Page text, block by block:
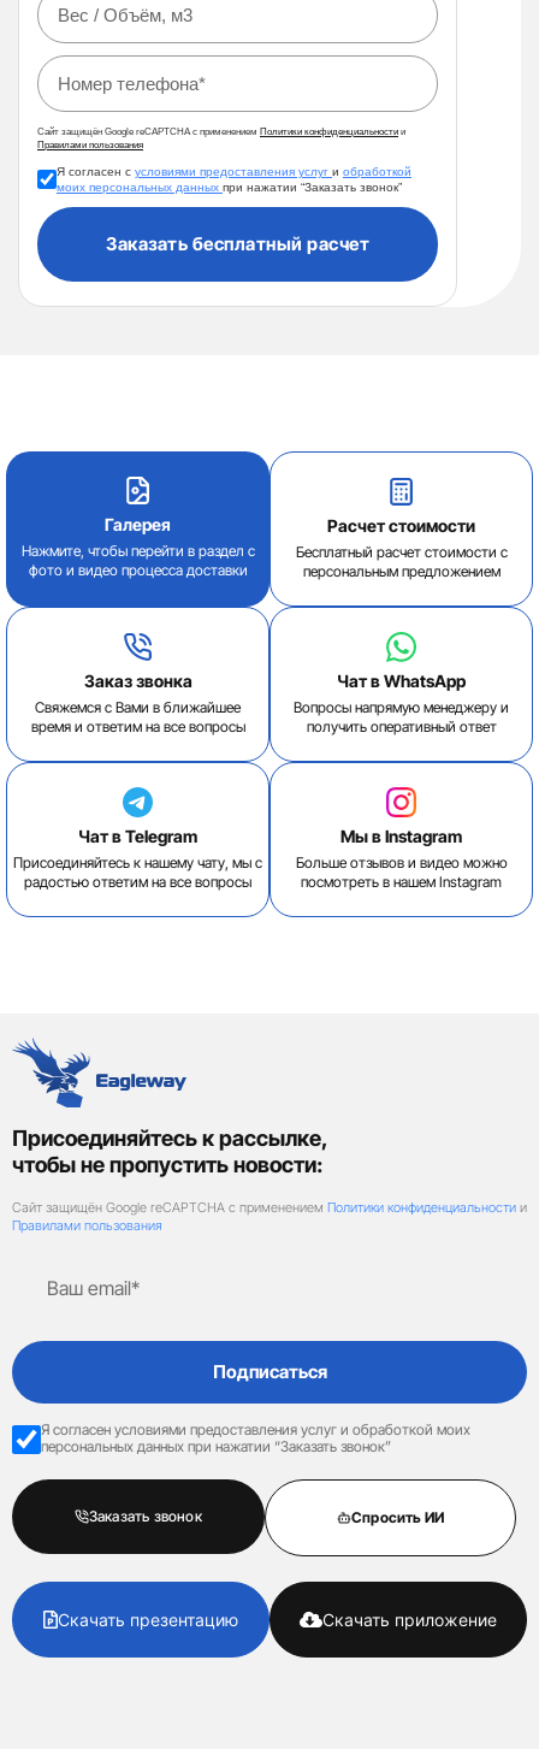
Я согласен с условиями предоставления услуг и обработкой
моих персональных данных при нажатии “Заказать звонок”
Сайт защищён Google reCAPTCHA с применением Политики конфиденциальности и
Правилами пользования
Заказать бесплатный расчет
Галерея
Нажмите, чтобы перейти в раздел с
фото и видео процесса доставки
Расчет стоимости
Бесплатный расчет стоимости с
персональным предложением
Заказ звонка
Свяжемся с Вами в ближайшее
время и ответим на все вопросы
Чат в WhatsApp
Вопросы напрямую менеджеру и
получить оперативный ответ
Чат в Telegram
Присоединяйтесь к нашему чату, мы с
радостью ответим на все вопросы
Мы в Instagram
Больше отзывов и видео можно
посмотреть в нашем Instagram
Присоединяйтесь к рассылке,
чтобы не пропустить новости:
Сайт защищён Google reCAPTCHA с применением Политики конфиденциальности и
Правилами пользования
Я согласен условиями предоставления услуг и обработкой моих
персональных данных при нажатии “Заказать звонок”
Подписаться
Заказать звонок Спросить ИИ
Скачать презентацию Скачать приложение